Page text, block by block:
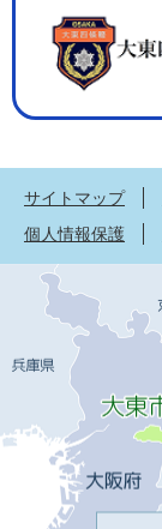
サイトマップ
個人情報保護